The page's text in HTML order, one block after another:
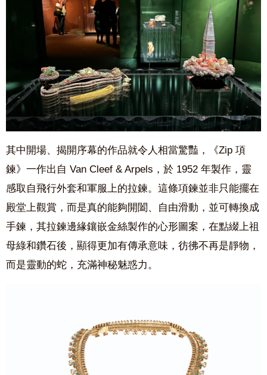
其中開場、揭開序幕的作品就令人相當驚豔，《Zip 項
鍊》一作出自 Van Cleef & Arpels，於 1952 年製作，靈
感取自飛行外套和軍服上的拉鍊。這條項鍊並非只能擺在
殿堂上觀賞，而是真的能夠開闔、自由滑動，並可轉換成
手鍊，其拉鍊邊緣鑲嵌金絲製作的心形圖案，在點綴上祖
母綠和鑽石後，顯得更加有傳承意味，彷彿不再是靜物，
而是靈動的蛇，充滿神秘魅惑力。